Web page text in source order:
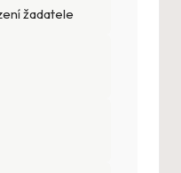
žadatele